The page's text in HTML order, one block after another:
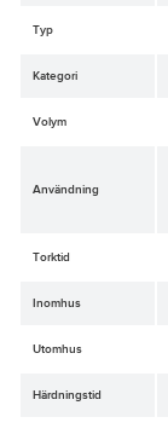
Typ
Kategori
Volym
Användning
Torktid
Inomhus
Utomhus
Härdningstid